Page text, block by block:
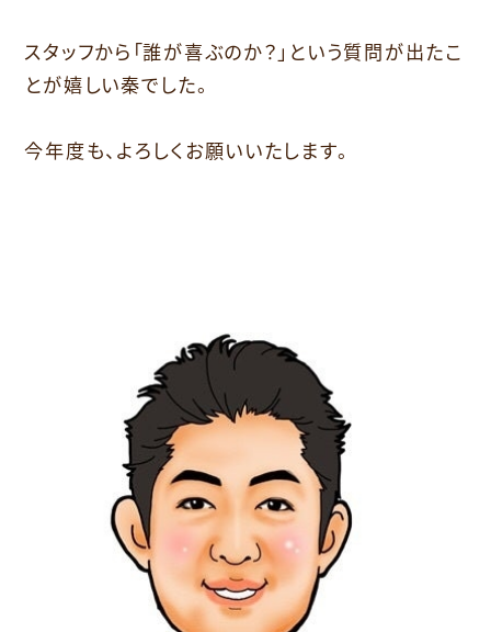
スタッフから「誰が喜ぶのか？」という質問が出たこ
とが嬉しい秦でした。
今年度も、よろしくお願いいたします。